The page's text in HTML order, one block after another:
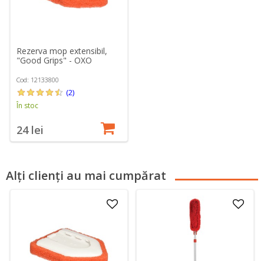
Rezerva mop extensibil,
"Good Grips" - OXO
Cod: 12133800
(2)
În stoc
24 lei
Alți clienți au mai cumpărat